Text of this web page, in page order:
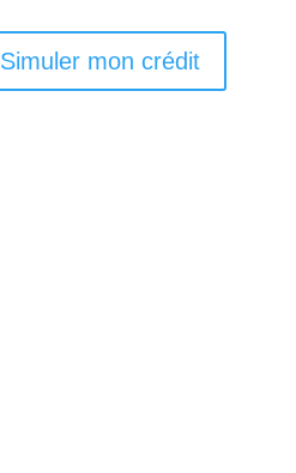
Simuler mon crédit